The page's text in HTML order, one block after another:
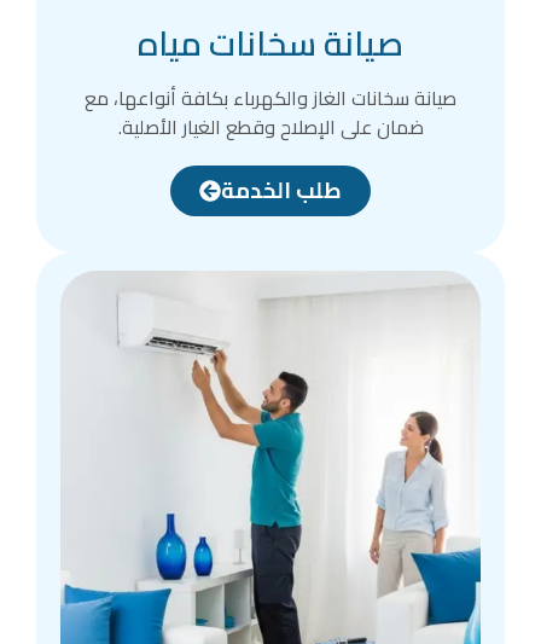
صيانة سخانات مياه
صيانة سخانات الغاز والكهرباء بكافة أنواعها، مع
ضمان على الإصلاح وقطع الغيار الأصلية.
طلب الخدمة